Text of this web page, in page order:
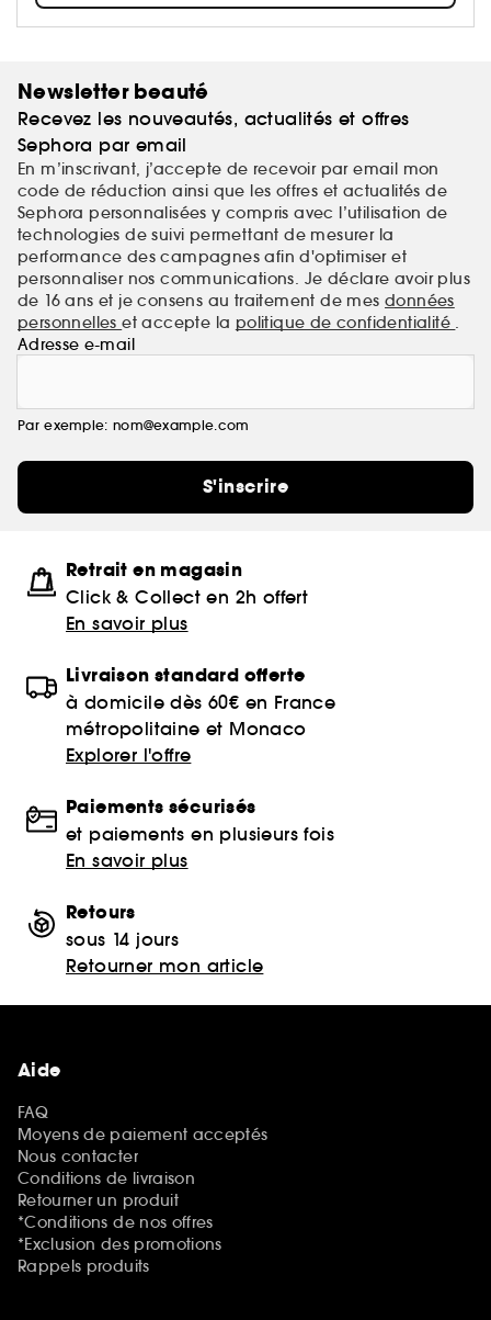
Newsletter beauté
Recevez les nouveautés, actualités et offres
Sephora par email
En m’inscrivant, j’accepte de recevoir par email mon
code de réduction ainsi que les offres et actualités de
Sephora personnalisées y compris avec l’utilisation de
technologies de suivi permettant de mesurer la
performance des campagnes afin d'optimiser et
personnaliser nos communications. Je déclare avoir plus
de 16 ans et je consens au traitement de mes données
personnelleset accepte la politique de confidentialité .
Adresse e-mail
Par exemple: nom@example.com
S'inscrire
Retrait en magasin
Click & Collect en 2h offert
En savoir plus
Livraison standard offerte
à domicile dès 60€ en France
métropolitaine et Monaco
Explorer l'offre
Paiements sécurisés
et paiements en plusieurs fois
En savoir plus
Retours
sous 14 jours
Retourner mon article
Aide
FAQ
Moyens de paiement acceptés
Nous contacter
Conditions de livraison
Retourner un produit
*Conditions de nos offres
*Exclusion des promotions
Rappels produits